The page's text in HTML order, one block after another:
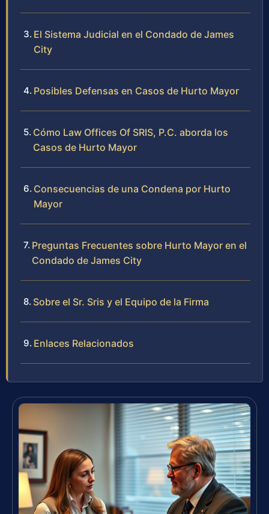
El Sistema Judicial en el Condado de James
City
Posibles Defensas en Casos de Hurto Mayor
Cómo Law Offices Of SRIS, P.C. aborda los
Casos de Hurto Mayor
Consecuencias de una Condena por Hurto
Mayor
Preguntas Frecuentes sobre Hurto Mayor en el
Condado de James City
Sobre el Sr. Sris y el Equipo de la Firma
Enlaces Relacionados